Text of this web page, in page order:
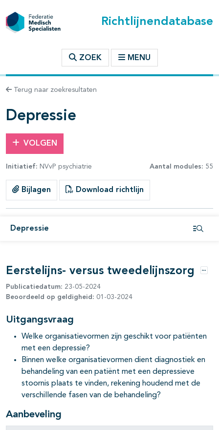
Richtlijnendatabase
ZOEK MENU
Terug naar zoekresultaten
Depressie
VOLGEN
Initiatief: NVvP psychiatrie Aantal modules: 55
Bijlagen Download richtlijn
Depressie
binnen deze richtlijn
open- en dichtklappen
Eerstelijns- versus tweedelijnszorg
Publicatiedatum: 23-05-2024
Beoordeeld op geldigheid: 01-03-2024
Uitgangsvraag
Welke organisatievormen zijn geschikt voor patiënten
met een depressie?
Binnen welke organisatievormen dient diagnostiek en
behandeling van een patiënt met een depressieve
stoornis plaats te vinden, rekening houdend met de
verschillende fasen van de behandeling?
Aanbeveling